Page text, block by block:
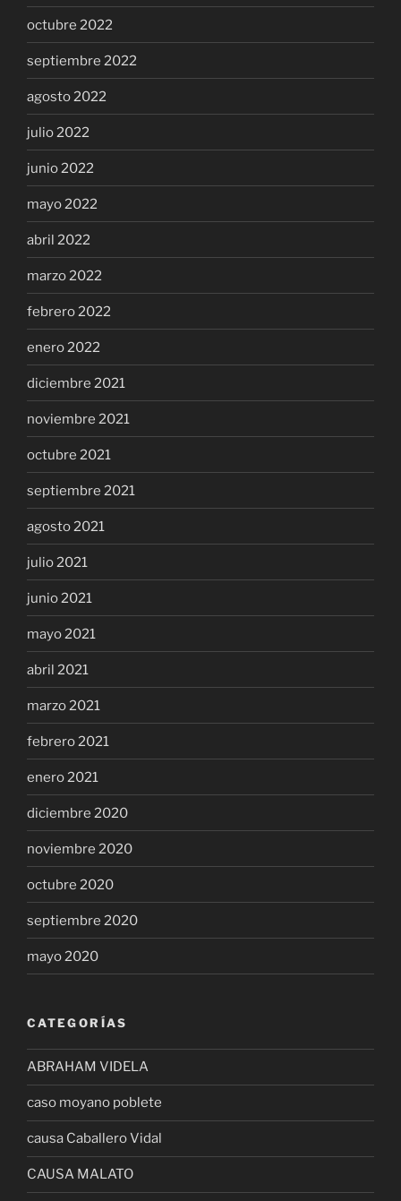
octubre 2022
septiembre 2022
agosto 2022
julio 2022
junio 2022
mayo 2022
abril 2022
marzo 2022
febrero 2022
enero 2022
diciembre 2021
noviembre 2021
octubre 2021
septiembre 2021
agosto 2021
julio 2021
junio 2021
mayo 2021
abril 2021
marzo 2021
febrero 2021
enero 2021
diciembre 2020
noviembre 2020
octubre 2020
septiembre 2020
mayo 2020
CATEGORÍAS
ABRAHAM VIDELA
caso moyano poblete
causa Caballero Vidal
CAUSA MALATO